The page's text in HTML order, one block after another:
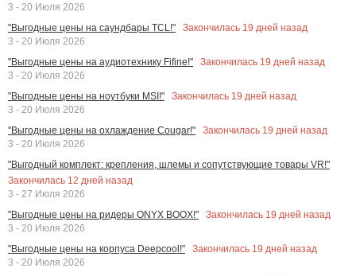
3 - 20 Июля 2026
"Выгодные цены на саундбары TCL!"
Закончилась 19 дней назад
3 - 20 Июля 2026
"Выгодные цены на аудиотехнику Fifine!"
Закончилась 19 дней назад
3 - 20 Июля 2026
"Выгодные цены на ноутбуки MSI!"
Закончилась 19 дней назад
3 - 20 Июля 2026
"Выгодные цены на охлаждение Cougar!"
Закончилась 19 дней назад
3 - 20 Июля 2026
"Выгодный комплект: крепления, шлемы и сопутствующие товары VR!"
Закончилась 12 дней назад
3 - 27 Июля 2026
"Выгодные цены на ридеры ONYX BOOX!"
Закончилась 19 дней назад
3 - 20 Июля 2026
"Выгодные цены на корпуса Deepcool!"
Закончилась 19 дней назад
3 - 20 Июля 2026